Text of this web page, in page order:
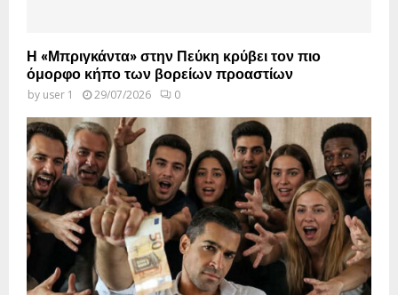
Η «Μπριγκάντα» στην Πεύκη κρύβει τον πιο
όμορφο κήπο των βορείων προαστίων
by user 1 29/07/2026 0